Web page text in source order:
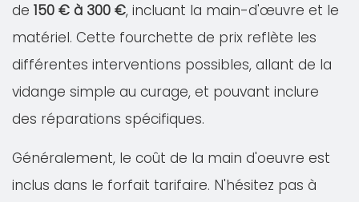
de 150 € à 300 €, incluant la main-d'œuvre et le
matériel. Cette fourchette de prix reflète les
différentes interventions possibles, allant de la
vidange simple au curage, et pouvant inclure
des réparations spécifiques.
Généralement, le coût de la main d'oeuvre est
inclus dans le forfait tarifaire. N'hésitez pas à